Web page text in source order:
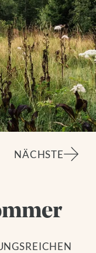
NÄCHSTE
A